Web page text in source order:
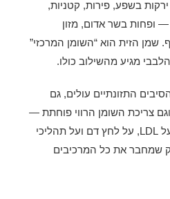
בשפע, פירות, קטניות,
— ופחות בשר אדום, מזון
שמן הזית הוא “השומן המרכזי”
מגיע מהשילוב כולו.
התזונתיים עולים, גם
צריכת השומן הרווי פוחתת —
כל אלה משפיעים חיובית על LDL, על לחץ דם ועל תהליכי
שמחבר את כל המרכיבים